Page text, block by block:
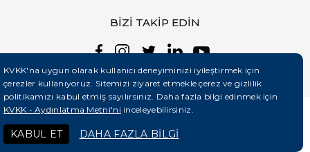
BİZİ TAKİP EDİN
Teknobay (+90 444 5 331)
KVKK'na uygun olarak kullanıcı deneyiminizi iyileştirmek için
çerezler kullanıyoruz. Sitemizi ziyaret etmekle çerez ve gizlilik
politikamızı kabul etmiş sayılırsınız. Daha fazla bilgi edinmek için
KVKK - Aydınlatma Metni'ni inceleyebilirsiniz.
KABUL ET DAHA FAZLA BİLGİ